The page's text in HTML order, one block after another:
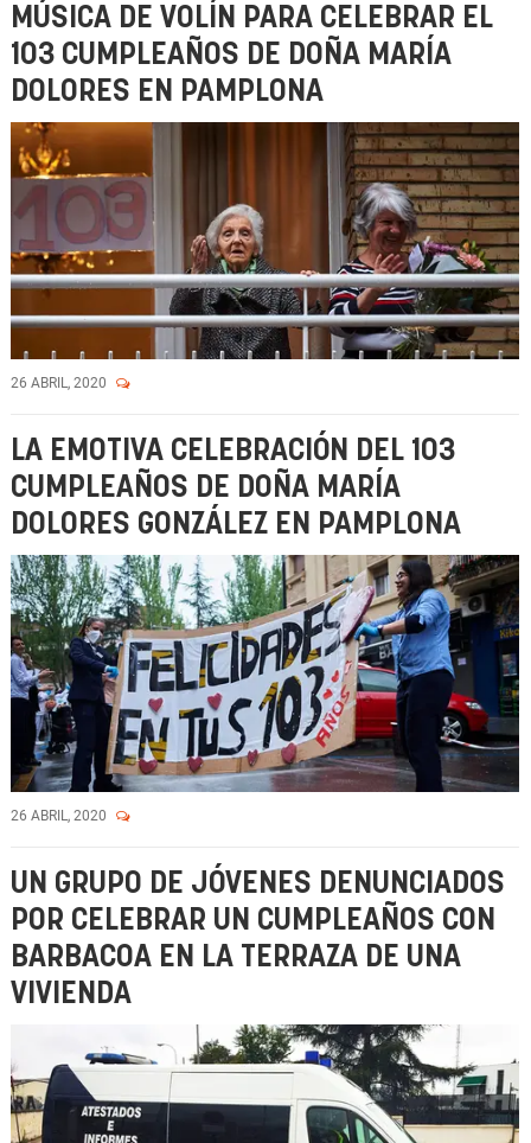
MÚSICA DE VOLÍN PARA CELEBRAR EL
103 CUMPLEAÑOS DE DOÑA MARÍA
DOLORES EN PAMPLONA
26 ABRIL, 2020
LA EMOTIVA CELEBRACIÓN DEL 103
CUMPLEAÑOS DE DOÑA MARÍA
DOLORES GONZÁLEZ EN PAMPLONA
26 ABRIL, 2020
UN GRUPO DE JÓVENES DENUNCIADOS
POR CELEBRAR UN CUMPLEAÑOS CON
BARBACOA EN LA TERRAZA DE UNA
VIVIENDA